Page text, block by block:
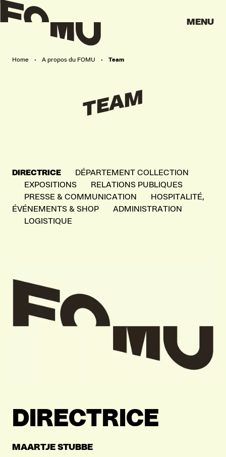
MENU
Home • A propos du FOMU • Team
TEAM
DIRECTRICE
DÉPARTEMENT COLLECTION
EXPOSITIONS
RELATIONS PUBLIQUES
PRESSE & COMMUNICATION
HOSPITALITÉ,
ÉVÉNEMENTS & SHOP
ADMINISTRATION
LOGISTIQUE
DIRECTRICE
MAARTJE STUBBE